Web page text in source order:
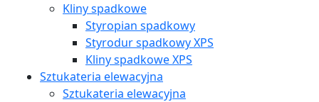
Kliny spadkowe
Styropian spadkowy
Styrodur spadkowy XPS
Kliny spadkowe XPS
Sztukateria elewacyjna
Sztukateria elewacyjna